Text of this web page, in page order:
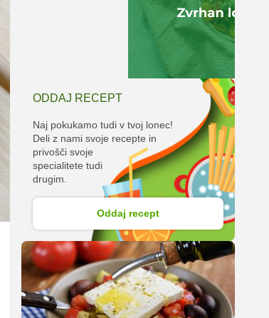
ODDAJ RECEPT
Naj pokukamo tudi v tvoj lonec!
Deli z nami svoje recepte in
privošči svoje
specialitete tudi
drugim.
Oddaj recept